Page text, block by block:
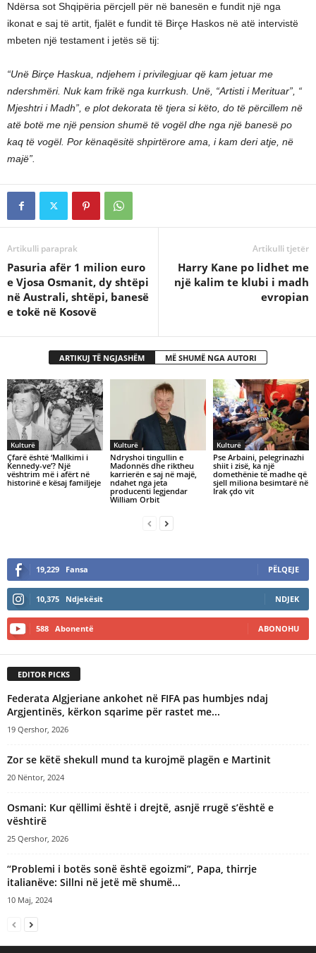
Ndërsa sot Shqipëria përcjell për në banesën e fundit një nga
ikonat e saj të artit, fjalët e fundit të Birçe Haskos në atë intervistë
mbeten një testament i jetës së tij:
“Unë Birçe Haskua, ndjehem i privilegjuar që kam jetuar me
ndershmëri. Nuk kam frikë nga kurrkush. Unë, “Artisti i Merituar”, “
Mjeshtri i Madh”, e plot dekorata të tjera si këto, do të përcillem në
atë botë me një pension shumë të vogël dhe nga një banesë po
kaq të vogël. Por kënaqësitë shpirtërore ama, i kam deri atje, në
majë”.
Artikulli paraprak
Pasuria afër 1 milion euro
e Vjosa Osmanit, dy shtëpi
në Australi, shtëpi, banesë
e tokë në Kosovë
Artikulli tjetër
Harry Kane po lidhet me
një kalim te klubi i madh
evropian
ARTIKUJ TË NGJASHËM MË SHUMË NGA AUTORI
Kulturë
Çfarë është ‘Mallkimi i
Kennedy-ve’? Një
vështrim më i afërt në
historinë e kësaj familjeje
Kulturë
Ndryshoi tingullin e
Madonnës dhe riktheu
karrierën e saj në majë,
ndahet nga jeta
producenti legjendar
William Orbit
Kulturë
Pse Arbaini, pelegrinazhi
shiit i zisë, ka një
domethënie të madhe që
sjell miliona besimtarë në
Irak çdo vit
19,229 Fansa PËLQEJE
10,375 Ndjekësit NDJEK
588 Abonentë ABONOHU
EDITOR PICKS
Federata Algjeriane ankohet në FIFA pas humbjes ndaj
Argjentinës, kërkon sqarime për rastet me...
19 Qershor, 2026
Zor se këtë shekull mund ta kurojmë plagën e Martinit
20 Nëntor, 2024
Osmani: Kur qëllimi është i drejtë, asnjë rrugë s’është e
vështirë
25 Qershor, 2026
“Problemi i botës sonë është egoizmi”, Papa, thirrje
italianëve: Sillni në jetë më shumë...
10 Maj, 2024